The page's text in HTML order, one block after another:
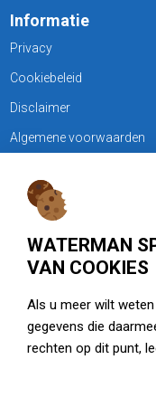
WATERMAN
VAN COOKIES
Als u meer wilt
gegevens die
rechten op dit punt,
Informatie
Privacy
Cookiebeleid
Disclaimer
Algemene voorwaarden
020 - 6901044
Openingstijden
zie watermansport.nl